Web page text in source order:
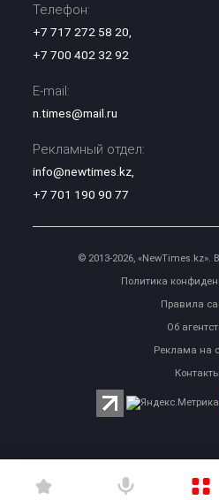
Телефон:
+7 717 272 58 20
+7 700 402 32 92
E-mail:
n.times@mail.ru
Рекламный отдел:
info@newtimes.kz,
+7 701 190 90 77
© 2013-2026,
Политика
Правила
Об
Реклама на
Контакты